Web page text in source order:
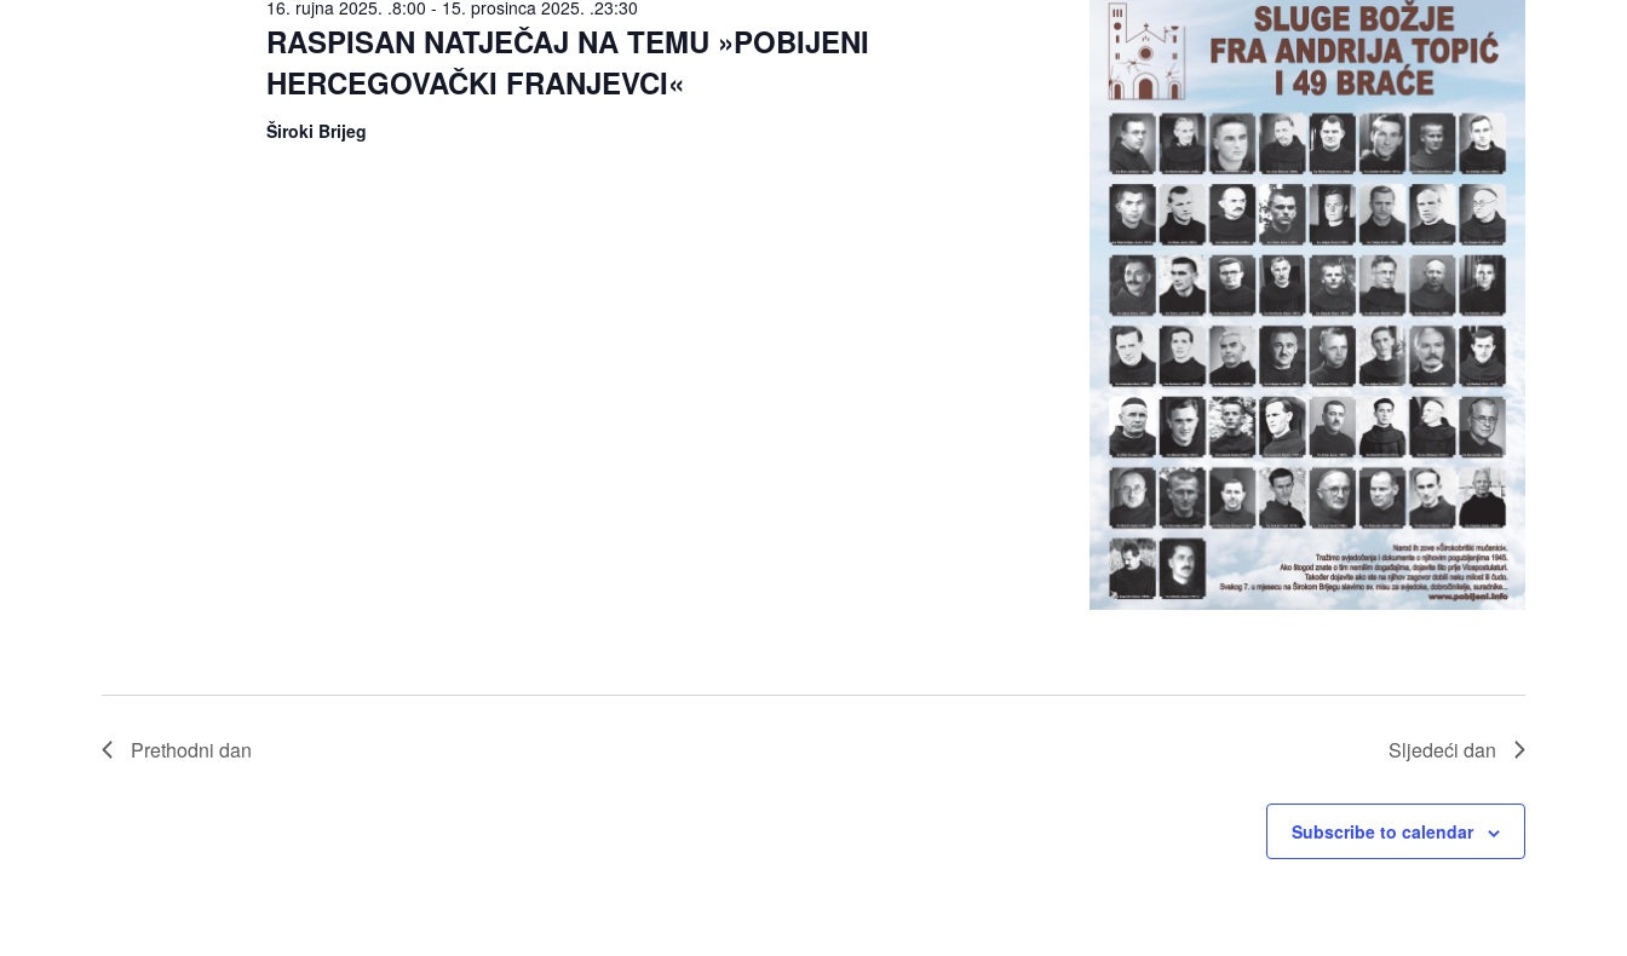
RASPISAN NATJEČAJ NA TEMU »POBIJENI
HERCEGOVAČKI FRANJEVCI«
16. rujna 2025. .8:00 - 15. prosinca 2025. .23:30
Široki Brijeg
Prethodni dan Sljedeći dan
Subscribe to calendar